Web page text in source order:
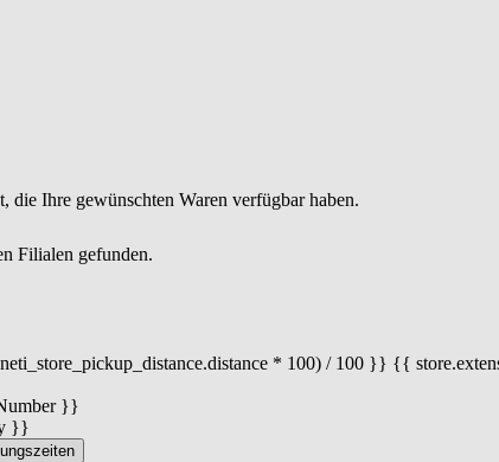
die Ihre gewünschten Waren verfügbar haben.
Filialen gefunden.
* 100) / 100 }} {{
}}
}}